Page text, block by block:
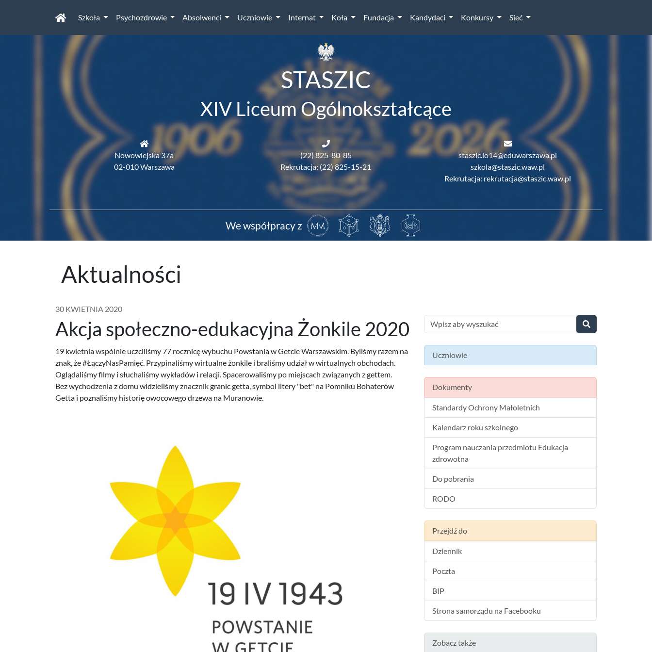
Szkoła Psychozdrowie Absolwenci Uczniowie Internat Koła Fundacja Kandydaci Konkursy Sieć
STASZIC
XIV Liceum Ogólnokształcące
Nowowiejska 37a
02-010 Warszawa
(22) 825-80-85
Rekrutacja: (22) 825-15-21
staszic.lo14@eduwarszawa.pl
szkola@staszic.waw.pl
Rekrutacja: rekrutacja@staszic.waw.pl
We współpracy z
Aktualności
30 KWIETNIA 2020
Akcja społeczno-edukacyjna Żonkile 2020
19 kwietnia wspólnie uczciliśmy 77 rocznicę wybuchu Powstania w Getcie Warszawskim. Byliśmy razem na
znak, że #ŁączyNasPamięć. Przypinaliśmy wirtualne żonkile i braliśmy udział w wirtualnych obchodach.
Oglądaliśmy filmy i słuchaliśmy wykładów i relacji. Spacerowaliśmy po miejscach związanych z gettem.
Bez wychodzenia z domu widzieliśmy znacznik granic getta, symbol litery "bet" na Pomniku Bohaterów
Getta i poznaliśmy historię owocowego drzewa na Muranowie.
Uczniowie
Dokumenty
Standardy Ochrony Małoletnich
Kalendarz roku szkolnego
Program nauczania przedmiotu Edukacja
zdrowotna
Do pobrania
RODO
Przejdź do
Dziennik
Poczta
BIP
Strona samorządu na Facebooku
Zobacz także